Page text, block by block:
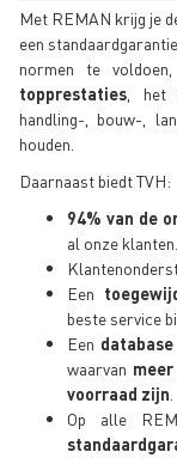
Met REMAN krijg je
een
normen te
topprestaties ,
handling-, bouw-,
houden.
Daarnaast biedt TVH:
94% van de
al onze klanten.
Een
beste service
Een
waarvan
voorraad zijn
Op alle